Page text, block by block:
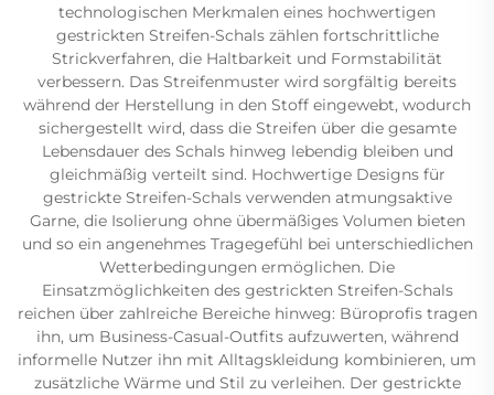
technologischen Merkmalen eines hochwertigen
gestrickten Streifen-Schals zählen fortschrittliche
Strickverfahren, die Haltbarkeit und Formstabilität
verbessern. Das Streifenmuster wird sorgfältig bereits
während der Herstellung in den Stoff eingewebt, wodurch
sichergestellt wird, dass die Streifen über die gesamte
Lebensdauer des Schals hinweg lebendig bleiben und
gleichmäßig verteilt sind. Hochwertige Designs für
gestrickte Streifen-Schals verwenden atmungsaktive
Garne, die Isolierung ohne übermäßiges Volumen bieten
und so ein angenehmes Tragegefühl bei unterschiedlichen
Wetterbedingungen ermöglichen. Die
Einsatzmöglichkeiten des gestrickten Streifen-Schals
reichen über zahlreiche Bereiche hinweg: Büroprofis tragen
ihn, um Business-Casual-Outfits aufzuwerten, während
informelle Nutzer ihn mit Alltagskleidung kombinieren, um
zusätzliche Wärme und Stil zu verleihen. Der gestrickte